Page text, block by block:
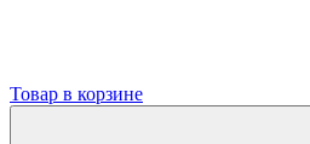
Товар в корзине